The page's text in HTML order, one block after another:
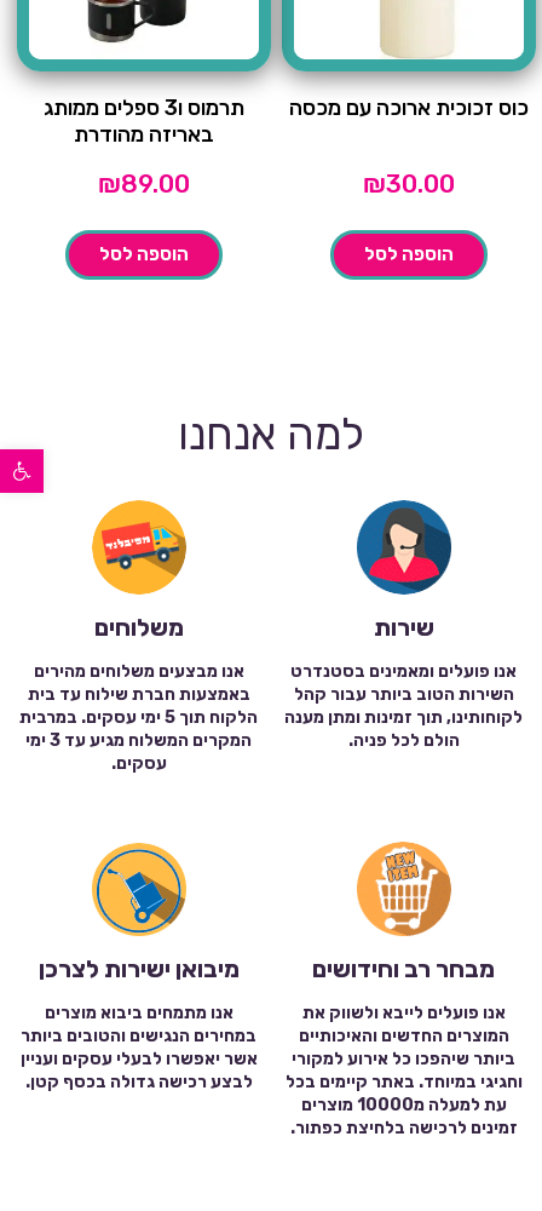
פתח סרגל נגישות
כוס זכוכית ארוכה עם מכסה
₪30.00
הוספה לסל
תרמוס ו3 ספלים ממותג
באריזה מהודרת
₪89.00
הוספה לסל
למה אנחנו
שירות
אנו פועלים ומאמינים בסטנדרט
השירות הטוב ביותר עבור קהל
לקוחותינו, תוך זמינות ומתן מענה
הולם לכל פניה.
משלוחים
אנו מבצעים משלוחים מהירים
באמצעות חברת שילוח עד בית
הלקוח תוך 5 ימי עסקים. במרבית
המקרים המשלוח מגיע עד 3 ימי
עסקים.
מבחר רב וחידושים
אנו פועלים לייבא ולשווק את
המוצרים החדשים והאיכותיים
ביותר שיהפכו כל אירוע למקורי
וחגיגי במיוחד. באתר קיימים בכל
עת למעלה מ10000 מוצרים
זמינים לרכישה בלחיצת כפתור.
מיבואן ישירות לצרכן
אנו מתמחים ביבוא מוצרים
במחירים הנגישים והטובים ביותר
אשר יאפשרו לבעלי עסקים ועניין
לבצע רכישה גדולה בכסף קטן.